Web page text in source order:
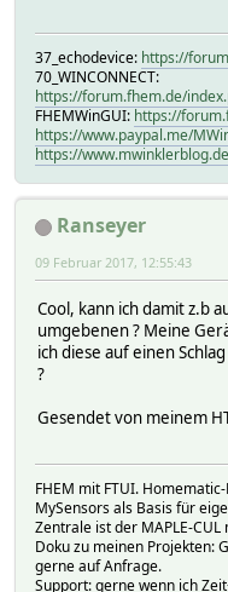
# v0.0.7
# - FEATURE:
# Windows
# FHEM
#
# - BUG: FHEM
#
# v0.0.5
# - FEATURE:
# Mehrere
# FHEM
# - BUG: Geräte
# Geräte ohne
#
#
# - BUG: Erste
#
# v0.0.3
# - FEATURE:
#
37_echodevice: https://
70_WINCONNECT:
https://forum.fhem.de/
FHEMWinGUI: https://
https://www.paypal.me/
https://
Ranseyer
09 Februar 2017, 12:55:43
Cool, kann ich damit z.b
umgebenen ? Meine
ich diese auf einen
?
Gesendet von meinem
FHEM mit FTUI.
MySensors als Basis für
Zentrale ist der MAPLE-CUL
Doku zu meinen Projekten:
gerne auf Anfrage.
Support: gerne wenn ich